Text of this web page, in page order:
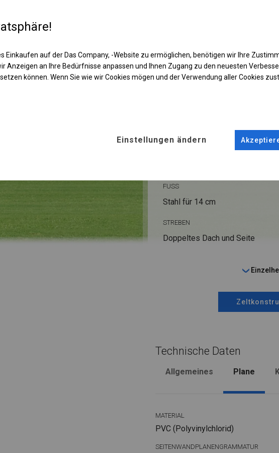
FUSS
Stahl für 14 cm
STREBEN
Doppeltes Dach und Seite
Technische Daten
Allgemeines Plane
MATERIAL
PVC (Polyvinylchlorid)
SEITENWANDPLANENGRAMMATUR
Einkaufen auf der Das Company, -Website zu ermöglichen, benötigen wir Ihre
Anzeigen an Ihre Bedürfnisse anpassen und Ihnen Zugang zu den neuesten
können. Wenn Sie wie wir Cookies mögen und der Verwendung aller Cookies
Einstellungen ändern